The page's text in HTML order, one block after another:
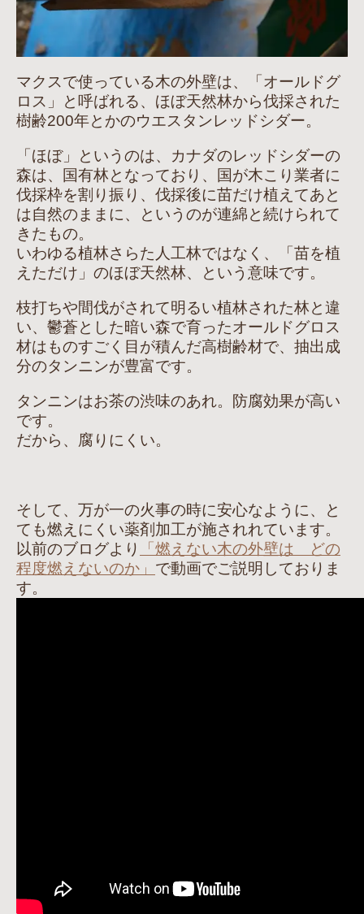
マクスで使っている木の外壁は、「オールドグ
ロス」と呼ばれる、ほぼ天然林から伐採された
樹齢200年とかのウエスタンレッドシダー。
「ほぼ」というのは、カナダのレッドシダーの
森は、国有林となっており、国が木こり業者に
伐採枠を割り振り、伐採後に苗だけ植えてあと
は自然のままに、というのが連綿と続けられて
きたもの。
いわゆる植林さらた人工林ではなく、「苗を植
えただけ」のほぼ天然林、という意味です。
枝打ちや間伐がされて明るい植林された林と違
い、鬱蒼とした暗い森で育ったオールドグロス
材はものすごく目が積んだ高樹齢材で、抽出成
分のタンニンが豊富です。
タンニンはお茶の渋味のあれ。防腐効果が高い
です。
だから、腐りにくい。
そして、万が一の火事の時に安心なように、と
ても燃えにくい薬剤加工が施されれています。
以前のブログより
「燃えない木の外壁は どの
程度燃えないのか」 で動画でご説明しておりま
す。